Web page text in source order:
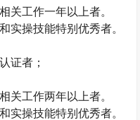
关工作一年以上者。
实操技能特别优秀者。
证者；
关工作两年以上者。
实操技能特别优秀者。